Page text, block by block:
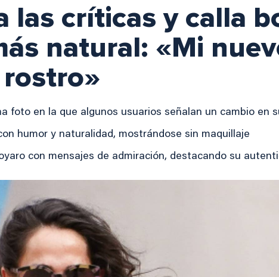
las críticas y calla
natural: «Mi
rostro»
foto en la que algunos usuarios señalan un cambio en
humor y naturalidad, mostrándose sin maquillaje
con mensajes de admiración, destacando su